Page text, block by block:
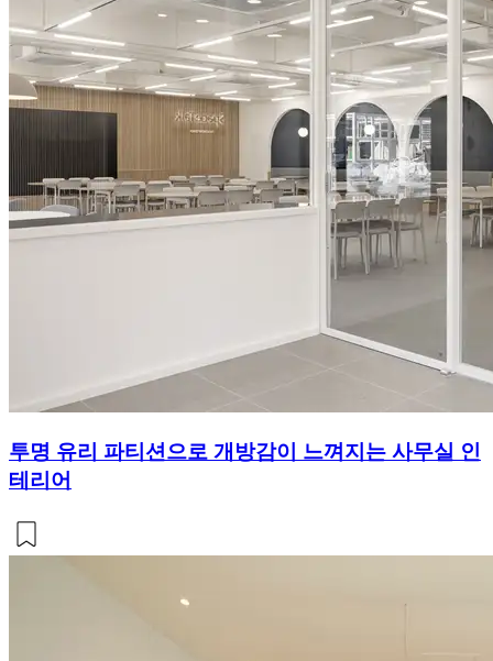
투명 유리 파티션으로 개방감이 느껴지는 사무실 인
테리어